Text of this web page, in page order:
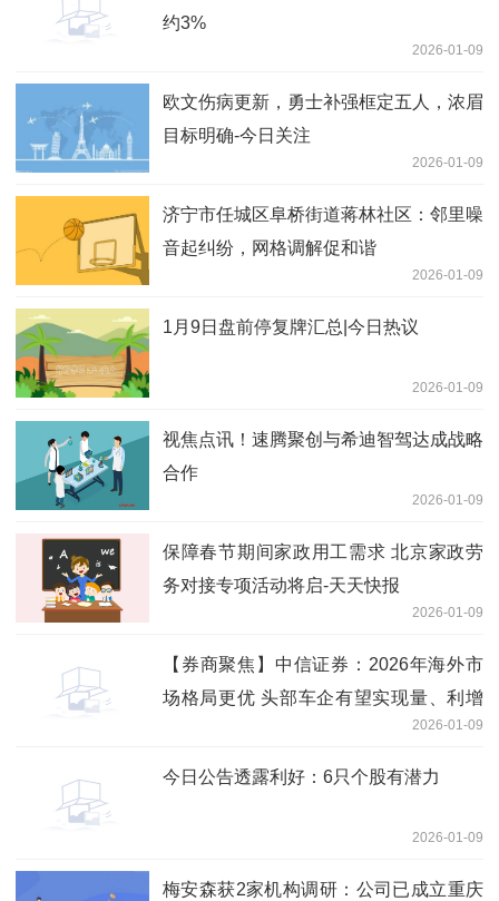
约3%
2026-01-09
欧文伤病更新，勇士补强框定五人，浓眉
目标明确-今日关注
2026-01-09
济宁市任城区阜桥街道蒋林社区：邻里噪
音起纠纷，网格调解促和谐
2026-01-09
1月9日盘前停复牌汇总|今日热议
2026-01-09
视焦点讯！速腾聚创与希迪智驾达成战略
合作
2026-01-09
保障春节期间家政用工需求 北京家政劳
务对接专项活动将启-天天快报
2026-01-09
【券商聚焦】中信证券：2026年海外市
场格局更优 头部车企有望实现量、利增
2026-01-09
今日公告透露利好：6只个股有潜力
2026-01-09
梅安森获2家机构调研：公司已成立重庆